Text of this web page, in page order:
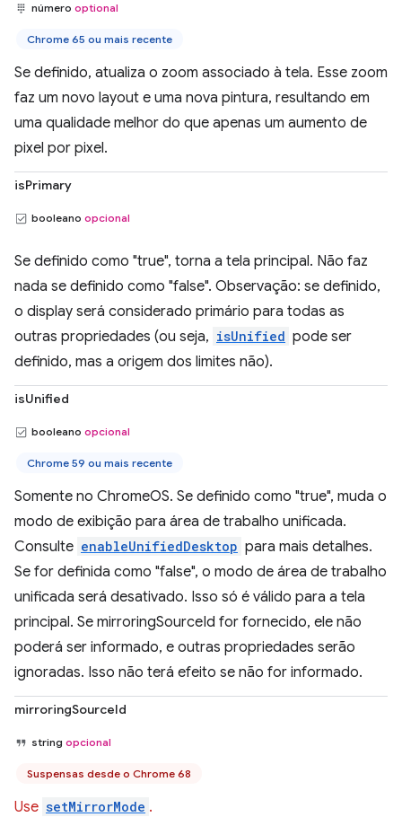
número optional
Chrome 65 ou mais recente
Se definido, atualiza o zoom associado à tela. Esse zoom
faz um novo layout e uma nova pintura, resultando em
uma qualidade melhor do que apenas um aumento de
pixel por pixel.
isPrimary
booleano opcional
Se definido como "true", torna a tela principal. Não faz
nada se definido como "false". Observação: se definido,
o display será considerado primário para todas as
outras propriedades (ou seja, isUnified pode ser
definido, mas a origem dos limites não).
isUnified
booleano opcional
Chrome 59 ou mais recente
Somente no ChromeOS. Se definido como "true", muda o
modo de exibição para área de trabalho unificada.
Consulte enableUnifiedDesktop para mais detalhes.
Se for definida como "false", o modo de área de trabalho
unificada será desativado. Isso só é válido para a tela
principal. Se mirroringSourceId for fornecido, ele não
poderá ser informado, e outras propriedades serão
ignoradas. Isso não terá efeito se não for informado.
mirroringSourceId
string opcional
Suspensas desde o Chrome 68
Use setMirrorMode .